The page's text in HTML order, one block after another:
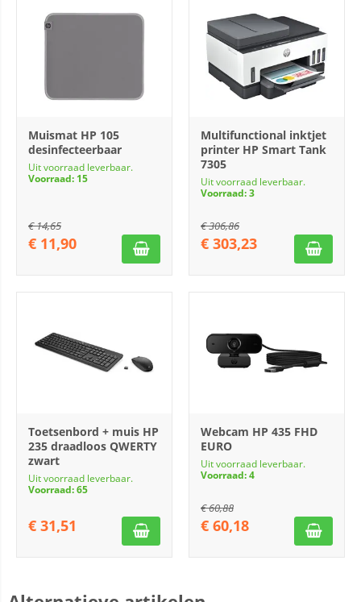
Muismat HP 105
desinfecteerbaar
Uit voorraad leverbaar.
Voorraad: 15
€14,65
€ 11,90
Multifunctional inktjet
printer HP Smart Tank
7305
Uit voorraad leverbaar.
Voorraad: 3
€306,86
€ 303,23
Toetsenbord + muis HP
235 draadloos QWERTY
zwart
Uit voorraad leverbaar.
Voorraad: 65
€ 31,51
Webcam HP 435 FHD
EURO
Uit voorraad leverbaar.
Voorraad: 4
€60,88
€ 60,18